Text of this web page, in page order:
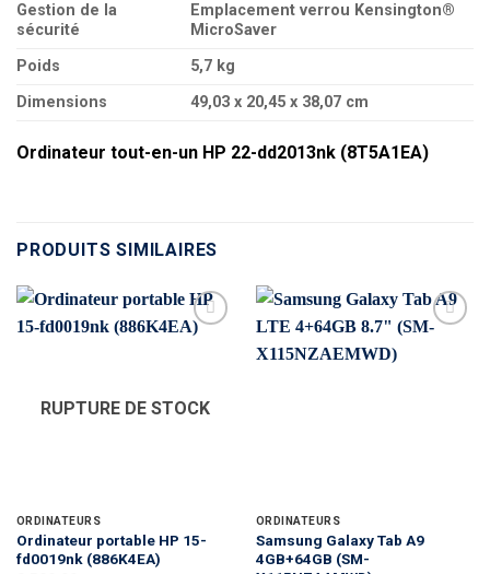
Gestion de la
sécurité
Emplacement verrou Kensington®
MicroSaver
Poids
5,7 kg
Dimensions
49,03 x 20,45 x 38,07 cm
Ordinateur tout-en-un HP 22-dd2013nk (8T5A1EA)
PRODUITS SIMILAIRES
RUPTURE DE STOCK
ORDINATEURS
Ordinateur portable HP 15-
fd0019nk (886K4EA)
ORDINATEURS
Samsung Galaxy Tab A9
4GB+64GB (SM-